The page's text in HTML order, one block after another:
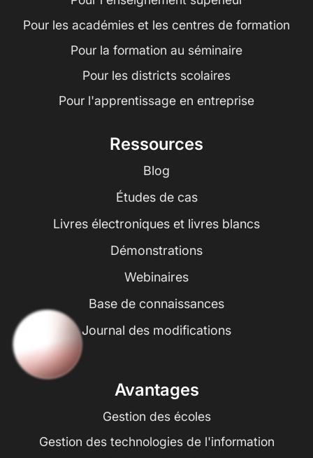
Pour les académies et les centres de formation
Pour la formation au séminaire
Pour les districts scolaires
Pour l'apprentissage en entreprise
Ressources
Blog
Études de cas
Livres électroniques et livres blancs
Démonstrations
Webinaires
Base de connaissances
Journal des modifications
Avantages
Gestion des écoles
Gestion des technologies de l'information